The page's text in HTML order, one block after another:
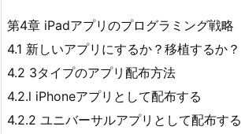
第4章 iPadアプリのプログラミング戦略
4.1 新しいアプリにするか？移植するか？
4.2 3タイプのアプリ配布方法
4.2.l iPhoneアプリとして配布する
4.2.2 ユニバーサルアプリとして配布する